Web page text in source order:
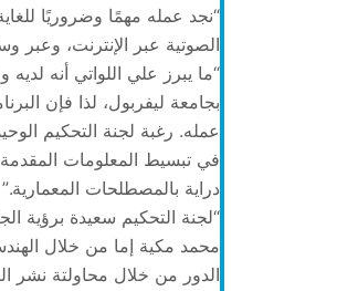
“نجد عمله مهمًا وضروريًا
الصوتية عبر الإنترنت، وعبر
“ما يبرز علي اللواتي أنه
بجامعة ليفربول، لذا فإن
عمله. رغبة لجنة التحكيم
في تبسيط المعلومات
دراية بالمصطلحات المعمارية.”
“لجنة التحكيم سعيدة برؤية
محمد مكية إما من خلال
الدور من خلال محاولتة نشر